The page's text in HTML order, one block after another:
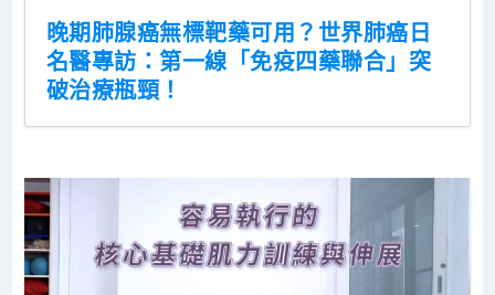
晚期肺腺癌無標靶藥可用？世界肺癌日
名醫專訪：第一線「免疫四藥聯合」突
破治療瓶頸！